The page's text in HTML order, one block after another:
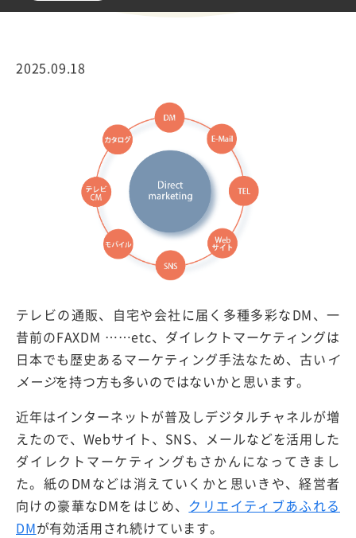
2025.09.18
テレビの通販、自宅や会社に届く多種多彩なDM、一
昔前のFAXDM ……etc、ダイレクトマーケティングは
日本でも歴史あるマーケティング手法なため、古い イ
メージを持つ方も多いのではないかと思います。
近年はインターネットが普及しデジタルチャネルが増
えたので、Webサイト、SNS、メールなどを活用した
ダイレクトマーケティングもさかんになってきまし
た。紙のDMなどは消えていくかと思いきや、経営者
向けの豪華なDMをはじめ、 クリエイティブあふれる
DMが有効活用され続けています。